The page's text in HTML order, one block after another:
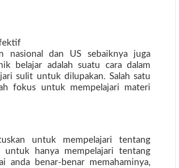
nasional dan US sebaiknya juga
belajar adalah suatu cara dalam
sulit untuk dilupakan. Salah satu
fokus untuk mempelajari materi
untuk mempelajari tentang
untuk hanya mempelajari tentang
anda benar-benar memahaminya,